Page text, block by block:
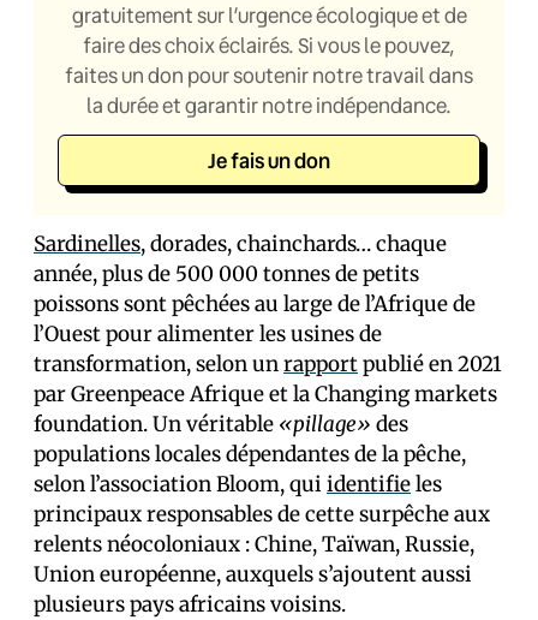
gratuitement sur l’urgence écologique et de
faire des choix éclairés. Si vous le pouvez,
faites un don pour soutenir notre travail dans
la durée et garantir notre indépendance.
Je fais un don
Sardinelles, dorades, chainchards… chaque
année, plus de 500 000 tonnes de petits
poissons sont pêchées au large de l’Afrique de
l’Ouest pour alimenter les usines de
transformation, selon unrapportpublié en 2021
par Greenpeace Afrique et la Changing markets
foundation. Un véritable «pillage» des
populations locales dépendantes de la pêche,
selon l’association Bloom, qui identifieles
principaux responsables de cette surpêche aux
relents néocoloniaux : Chine, Taïwan, Russie,
Union européenne, auxquels s’ajoutent aussi
plusieurs pays africains voisins.